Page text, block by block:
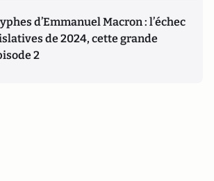
d’Emmanuel Macron : l’échec
de 2024, cette grande
2